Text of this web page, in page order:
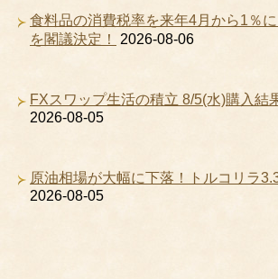
食料品の消費税率を来年4月から1％
を閣議決定！
2026-08-06
FXスワップ生活の積立 8/5(水)購入結
2026-08-05
原油相場が大幅に下落！トルコリラ
2026-08-05